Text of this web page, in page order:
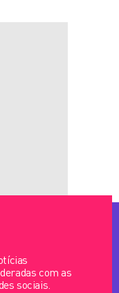
com as
sociais.